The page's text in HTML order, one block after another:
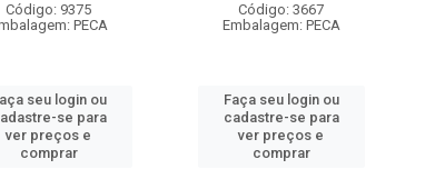
Código: 9375
PECA
seu login ou
se para
ver preços e
comprar
Código: 3667
Embalagem: PECA
Faça seu login ou
cadastre-se para
ver preços e
comprar